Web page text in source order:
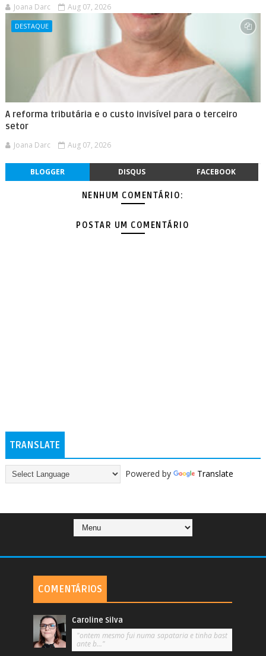
Joana Darc Aug 07, 2026
DESTAQUE
A reforma tributária e o custo invisível para o terceiro
setor
Joana Darc Aug 07, 2026
BLOGGER DISQUS FACEBOOK
NENHUM COMENTÁRIO:
POSTAR UM COMENTÁRIO
TRANSLATE
Powered by Translate
COMENTÁRIOS
Caroline Silva
"ontem mesmo fui numa sapataria e tinha bast
ante b..."